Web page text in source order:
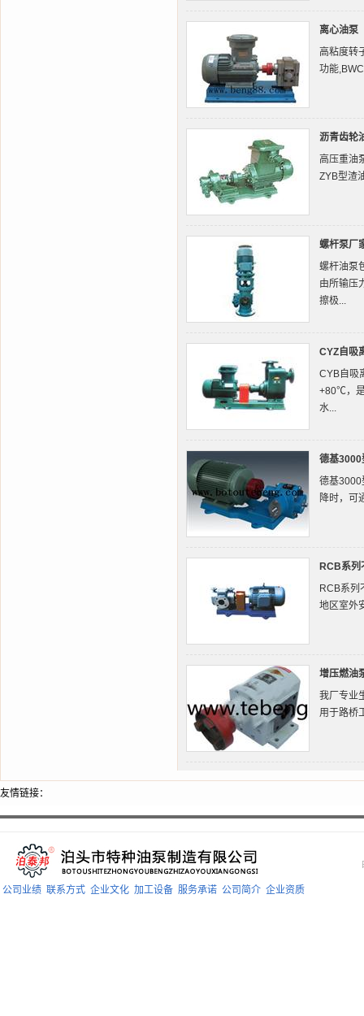
离心油泵
高粘度转
功能
沥青齿轮
高压重油
ZYB型渣
螺杆泵厂
螺杆油泵
由所输压
擦极...
CYZ自吸
CYB自吸
+80℃，是
水...
德基3000
德基3000
降时，可
RCB系列
RCB系列
地区室外
增压燃油
我厂专业
用于路桥
友情链接：
公司业绩 联系方式 企业文化 加工设备 服务承诺 公司简介 企业资质